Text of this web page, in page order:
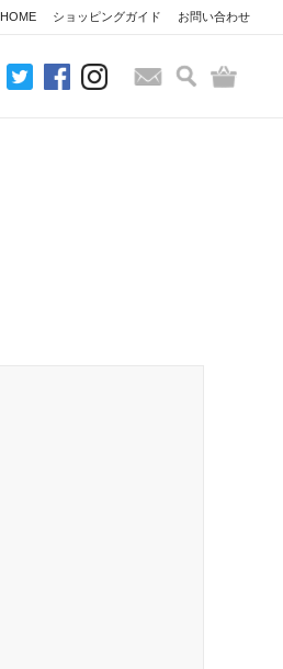
HOME ショッピングガイド お問い合わせ
お問い合わせ
検索